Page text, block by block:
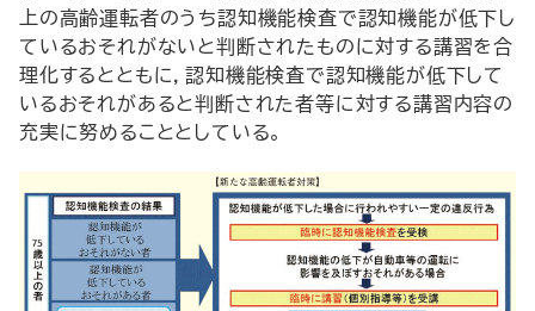
上の高齢運転者のうち認知機能検査で認知機能が低下し
ているおそれがないと判断されたものに対する講習を合
理化するとともに，認知機能検査で認知機能が低下して
いるおそれがあると判断された者等に対する講習内容の
充実に努めることとしている。